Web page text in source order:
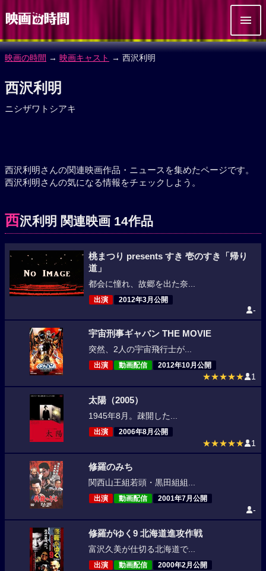
映画の時間 → 映画キャスト → 西沢利明
西沢利明
ニシザワトシアキ
西沢利明さんの関連映画作品・ニュースを集めたページです。
西沢利明さんの気になる情報をチェックしよう。
西沢利明 関連映画 14作品
桃まつり presents すき 壱のすき「帰り
道」
都会に憧れ、故郷を出た奈...
出演 2012年3月公開
-
宇宙刑事ギャバン THE MOVIE
突然、2人の宇宙飛行士が...
出演 動画配信 2012年10月公開
★★★★★ 1
太陽（2005）
1945年8月。疎開した...
出演 2006年8月公開
★★★★★ 1
修羅のみち
関西山王組若頭・黒田組組...
出演 動画配信 2001年7月公開
-
修羅がゆく9 北海道進攻作戦
富沢久美が仕切る北海道で...
出演 動画配信 2000年2月公開